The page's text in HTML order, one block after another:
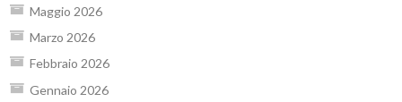
Maggio 2026
Marzo 2026
Febbraio 2026
Gennaio 2026